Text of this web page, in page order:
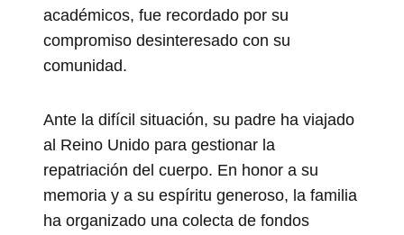
académicos, fue recordado por su
compromiso desinteresado con su
comunidad.
Ante la difícil situación, su padre ha viajado
al Reino Unido para gestionar la
repatriación del cuerpo. En honor a su
memoria y a su espíritu generoso, la familia
ha organizado una colecta de fondos